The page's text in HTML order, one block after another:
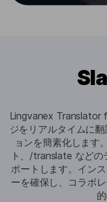
Lingvanex Translator
ジをリアルタイムに
ョンを簡素化します
ト、/translate など
ポートします。イン
ーを確​​保し、コラボ